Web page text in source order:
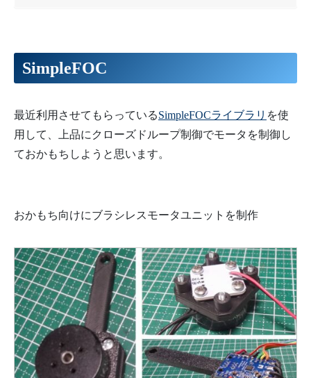
SimpleFOC
最近利用させてもらっているSimpleFOCライブラリ を使
用して、上品にクローズドループ制御でモータを制御し
ておかもちしようと思います。
おかもち向けにブラシレスモータユニットを制作